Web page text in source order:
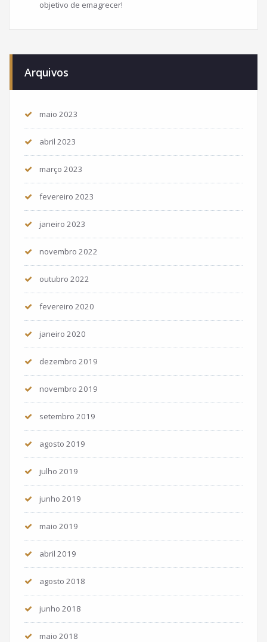
objetivo de emagrecer!
Arquivos
maio 2023
abril 2023
março 2023
fevereiro 2023
janeiro 2023
novembro 2022
outubro 2022
fevereiro 2020
janeiro 2020
dezembro 2019
novembro 2019
setembro 2019
agosto 2019
julho 2019
junho 2019
maio 2019
abril 2019
agosto 2018
junho 2018
maio 2018